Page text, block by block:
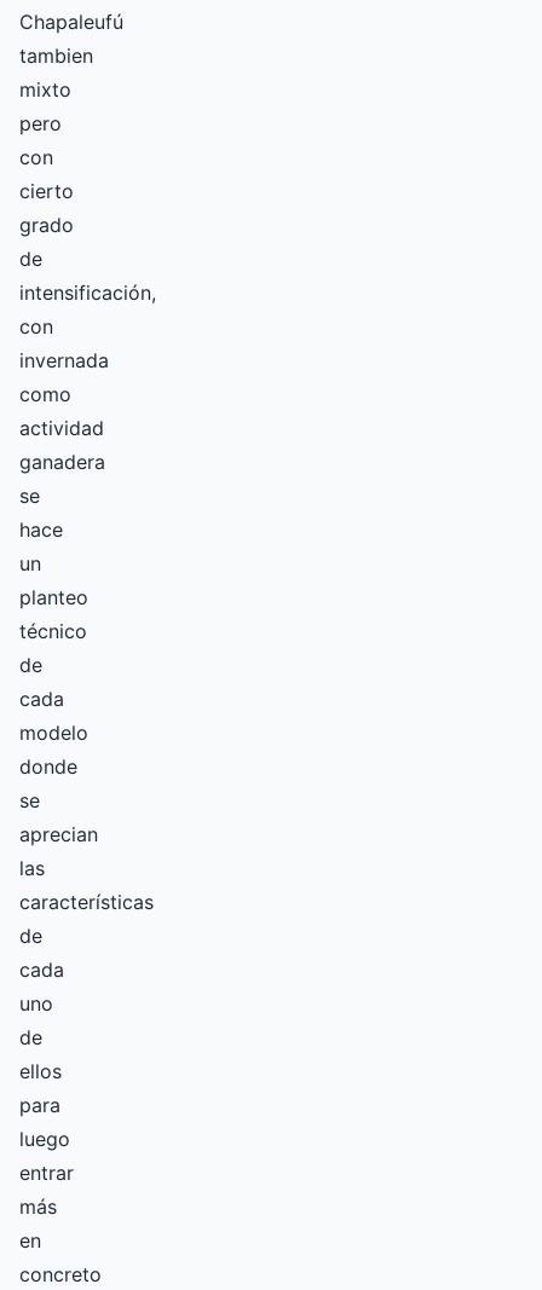
Chapaleufú
tambien
mixto
pero
con
cierto
grado
de
intensificación,
con
invernada
como
actividad
ganadera
se
hace
un
planteo
técnico
de
cada
modelo
donde
se
aprecian
las
características
de
cada
uno
de
ellos
para
luego
entrar
más
en
concreto